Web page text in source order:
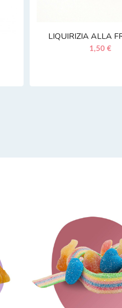
LIQUIRIZIA ALLA
1,50 €